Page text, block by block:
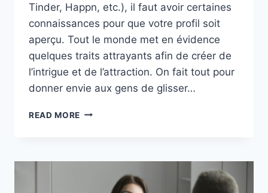
Tinder, Happn, etc.), il faut avoir certaines
connaissances pour que votre profil soit
aperçu. Tout le monde met en évidence
quelques traits attrayants afin de créer de
l’intrigue et de l’attraction. On fait tout pour
donner envie aux gens de glisser…
READ MORE COMMENT
DESCRIPTION